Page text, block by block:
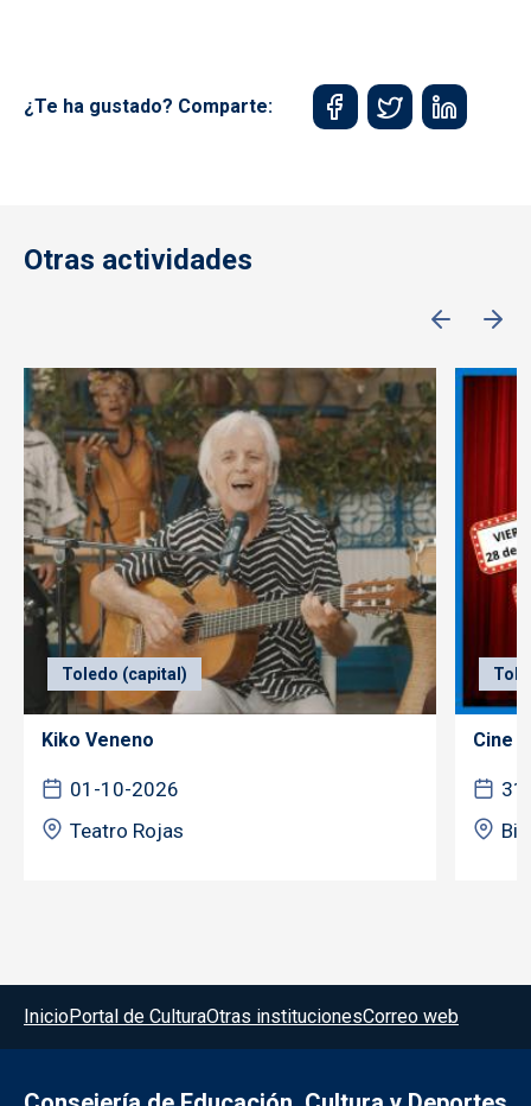
¿Te ha gustado? Comparte:
Otras actividades
Toledo (capital)
Kiko Veneno
01-10-2026
Teatro Rojas
Cine
Menú del pie
InicioPortal de CulturaOtras institucionesCorreo web